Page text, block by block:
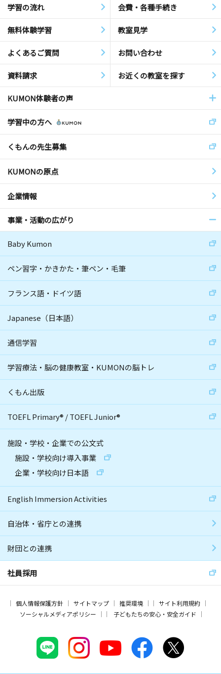
学習の流れ 会費・各種手続き
無料体験学習 教室見学
よくあるご質問 お問い合わせ
資料請求 お近くの教室を探す
KUMON体験者の声
学習中の方へ
くもんの先生募集
KUMONの原点
企業情報
事業・活動の広がり
Baby Kumon
ペン習字・かきかた・筆ペン・毛筆
フランス語・ドイツ語
Japanese（日本語）
通信学習
学習療法・脳の健康教室・KUMONの脳トレ
くもん出版
TOEFL Primary® /TOEFL Junior®
施設・学校・企業での公文式
施設・学校向け導入事業
企業・学校向け日本語
English Immersion Activities
自治体・省庁との連携
財団との連携
社員採用
個人情報保護方針 サイトマップ 推奨環境
サイト利用規約
ソーシャルメディアポリシー
子どもたちの安心・安全ガイド